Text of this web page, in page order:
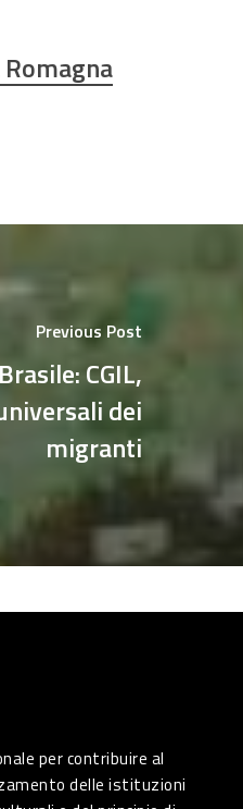
Previous Post
CGIL,
dei
migranti
per contribuire al
delle istituzioni